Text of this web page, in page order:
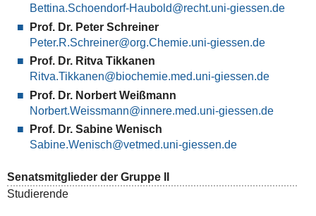
Bettina.Schoendorf-Haubold
Prof. Dr. Peter Schreiner
Peter.R.Schreiner
Prof. Dr. Ritva Tikkanen
Ritva.Tikkanen
Prof. Dr. Norbert Weißmann
Norbert.Weissmann
Prof. Dr. Sabine Wenisch
Sabine.Wenisch
Senatsmitglieder der Gruppe II
Studierende